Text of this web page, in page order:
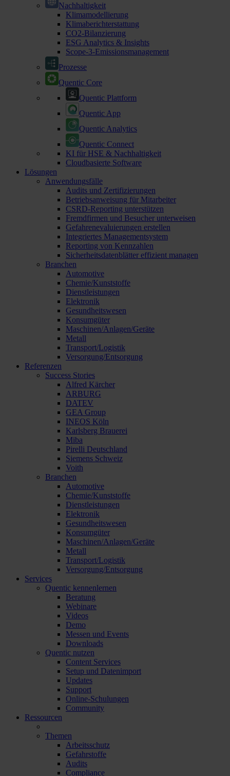
Nachhaltigkeit
Klimamodellierung
Klimaberichterstattung
CO2-Bilanzierung
ESG Analytics & Insights
Scope-3-Emissionsmanagement
Prozesse
Quentic Core
Quentic Plattform
Quentic App
Quentic Analytics
Quentic Connect
KI für HSE & Nachhaltigkeit
Cloudbasierte Software
Lösungen
Anwendungsfälle
Audits und Zertifizierungen
Betriebsanweisung für Mitarbeiter
CSRD-Reporting unterstützen
Fremdfirmen und Besucher unterweisen
Gefahrenevaluierungen erstellen
Integriertes Managementsystem
Reporting von Kennzahlen
Sicherheitsdatenblätter effizient managen
Branchen
Automotive
Chemie/Kunststoffe
Dienstleistungen
Elektronik
Gesundheitswesen
Konsumgüter
Maschinen/Anlagen/Geräte
Metall
Transport/Logistik
Versorgung/Entsorgung
Referenzen
Success Stories
Alfred Kärcher
ARBURG
DATEV
GEA Group
INEOS Köln
Karlsberg Brauerei
Miba
Pirelli Deutschland
Siemens Schweiz
Voith
Branchen
Automotive
Chemie/Kunststoffe
Dienstleistungen
Elektronik
Gesundheitswesen
Konsumgüter
Maschinen/Anlagen/Geräte
Metall
Transport/Logistik
Versorgung/Entsorgung
Services
Quentic kennenlernen
Beratung
Webinare
Videos
Demo
Messen und Events
Downloads
Quentic nutzen
Content Services
Setup und Datenimport
Updates
Support
Online-Schulungen
Community
Ressourcen
Themen
Arbeitsschutz
Gefahrstoffe
Audits
Compliance